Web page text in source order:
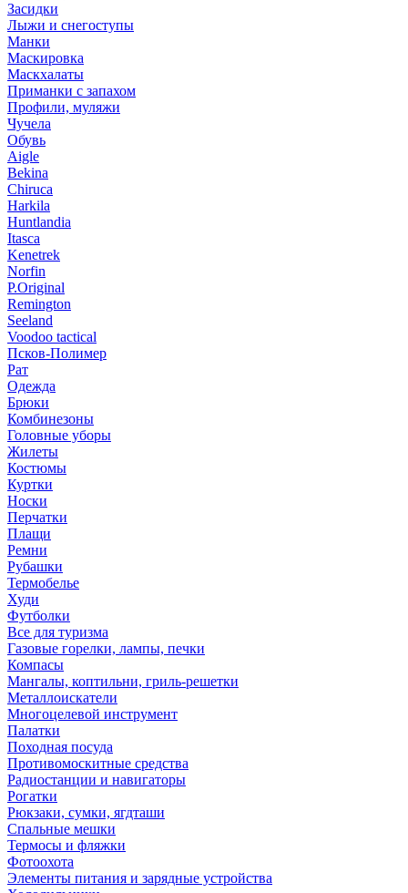
Засидки
Лыжи и снегоступы
Манки
Маскировка
Маскхалаты
Приманки с запахом
Профили, муляжи
Чучела
Обувь
Aigle
Bekina
Chiruсa
Harkila
Huntlandia
Itasca
Kenetrek
Norfin
P.Original
Remington
Seeland
Voodoo tactical
Псков-Полимер
Рат
Одежда
Брюки
Комбинезоны
Головные уборы
Жилеты
Костюмы
Куртки
Носки
Перчатки
Плащи
Ремни
Рубашки
Термобелье
Худи
Футболки
Все для туризма
Газовые горелки, лампы, печки
Компасы
Мангалы, коптильни, гриль-решетки
Металлоискатели
Многоцелевой инструмент
Палатки
Походная посуда
Противомоскитные средства
Радиостанции и навигаторы
Рогатки
Рюкзаки, сумки, ягдташи
Спальные мешки
Термосы и фляжки
Фотоохота
Элементы питания и зарядные устройства